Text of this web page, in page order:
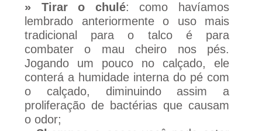
» Tirar o chulé: como havíamos
lembrado anteriormente o uso mais
tradicional para o talco é para
combater o mau cheiro nos pés.
Jogando um pouco no calçado, ele
conterá a humidade interna do pé com
o calçado, diminuindo assim a
proliferação de bactérias que causam
o odor;